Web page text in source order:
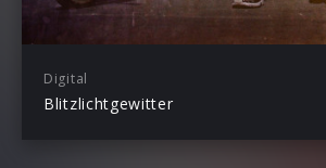
Digital
Blitzlichtgewitter